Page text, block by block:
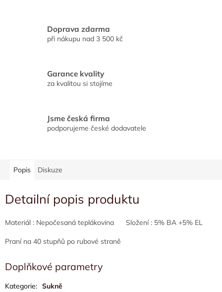
Doprava zdarma
při nákupu nad 3 500 kč
Garance kvality
za kvalitou si stojíme
Jsme česká firma
podporujeme české dodavatele
Popis Diskuze
Detailní popis produktu
Materiál : Nepočesaná teplákovina Složení : 5% BA +5% EL
Praní na 40 stupňů po rubové straně
Doplňkové parametry
Kategorie: Sukně